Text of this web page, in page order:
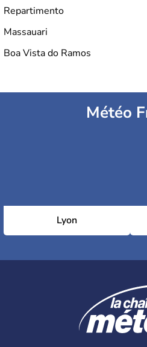
Repartimento
Massauari
Boa Vista do Ramos
Météo
Lyon